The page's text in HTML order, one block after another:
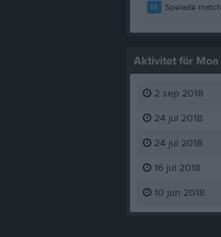
M Spelade
Aktivitet för Moa
2 sep 2018
24 jul 2018
24 jul 2018
16 jul 2018
10 jun 2018